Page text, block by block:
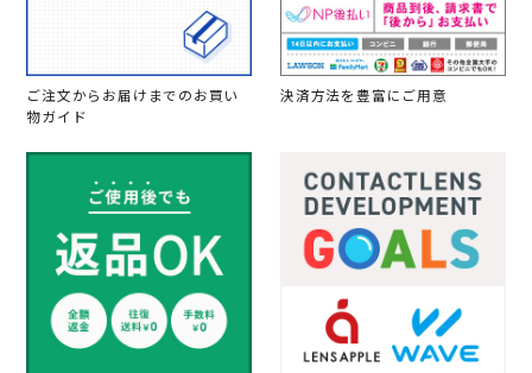
ご注文からお届けまでのお買い
物ガイド
決済方法を豊富にご用意